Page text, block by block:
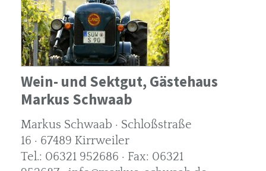
Wein- und Sektgut, Gästehaus
Markus Schwaab
Markus Schwaab · Schloßstraße
16 · 67489 Kirrweiler
Tel.: 06321 952686 · Fax: 06321